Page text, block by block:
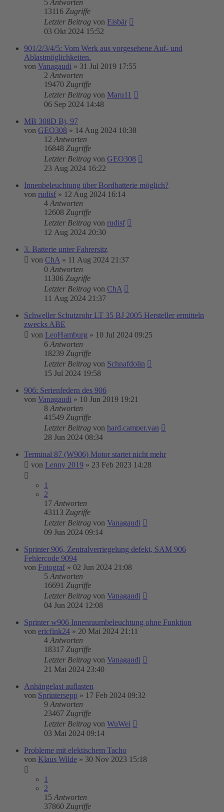
5 Antworten
13116 Zugriffe
Letzter Beitrag von Eisbär
03 Okt 2024 15:52
901/2/3/4/5: Vom Werk aus vorgesehene Auf- und
Ablastmöglichkeiten.
von Vanagaudi » 31 Jul 2019 17:55
2 Antworten
19470 Zugriffe
Letzter Beitrag von Maru11
06 Sep 2024 14:48
MB 308D Bj, 97
von GEO308 » 14 Aug 2024 10:38
12 Antworten
16848 Zugriffe
Letzter Beitrag von GEO308
23 Aug 2024 16:22
Innenbeleuchtung über Bordbatterie möglich?
von rudisf » 12 Aug 2024 16:14
4 Antworten
12608 Zugriffe
Letzter Beitrag von rudisf
12 Aug 2024 20:30
3. Batterie unter Fahrersitz
von ChA » 11 Aug 2024 21:37
0 Antworten
11306 Zugriffe
Letzter Beitrag von ChA
11 Aug 2024 21:37
Schweller Schutzrohr LT 35 BJ 2005 Hersteller ermitteln
zwecks ABE
von LeoHamburg » 10 Jul 2024 09:25
6 Antworten
18239 Zugriffe
Letzter Beitrag von Schnafdolin
15 Jul 2024 19:58
906: Serienfedern des 906
von Vanagaudi » 10 Jun 2019 19:21
8 Antworten
41549 Zugriffe
Letzter Beitrag von hard.camper.van
28 Jun 2024 08:34
Terminal 87 (W906) Motor startet nicht mehr
von Lenny 2019 » 23 Feb 2023 14:28
1
2
17 Antworten
43113 Zugriffe
Letzter Beitrag von Vanagaudi
09 Jun 2024 09:14
Sprinter 906, Zentralverriegelung defekt, SAM 906
Fehlercode 9094
von Fotograf » 02 Jun 2024 21:08
5 Antworten
16691 Zugriffe
Letzter Beitrag von Vanagaudi
04 Jun 2024 12:08
Sprinter w906 Innenraumbeleuchtung ohne Funktion
von ericfink24 » 20 Mai 2024 21:11
4 Antworten
18317 Zugriffe
Letzter Beitrag von Vanagaudi
21 Mai 2024 23:40
Anhängelast auflasten
von Sprintersepp » 17 Feb 2024 09:32
9 Antworten
23467 Zugriffe
Letzter Beitrag von WuWei
03 Mai 2024 09:14
Probleme mit elektischem Tacho
von Klaus Wilde » 30 Nov 2023 15:18
1
2
15 Antworten
37860 Zugriffe